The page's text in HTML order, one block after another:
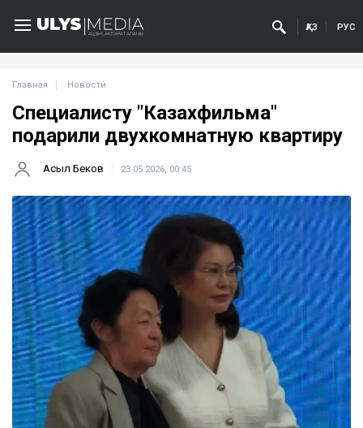
ҚАЗ РУС
Главная Новости
Специалисту "Казахфильма"
подарили двухкомнатную квартиру
Асыл Беков 23.05.2026, 00:45